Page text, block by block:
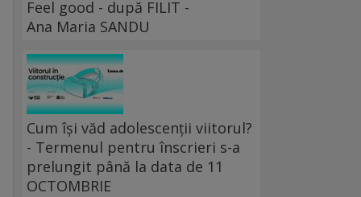
Feel good - după FILIT -
Ana Maria SANDU
Cum își văd adolescenții viitorul?
- Termenul pentru înscrieri s-a
prelungit până la data de 11
OCTOMBRIE